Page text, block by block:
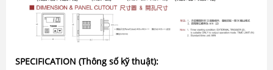
SPECIFICATION (Thông số kỹ thuật):
AME ENGINEERING: Đại lý cung cấp
van điện từ UniD